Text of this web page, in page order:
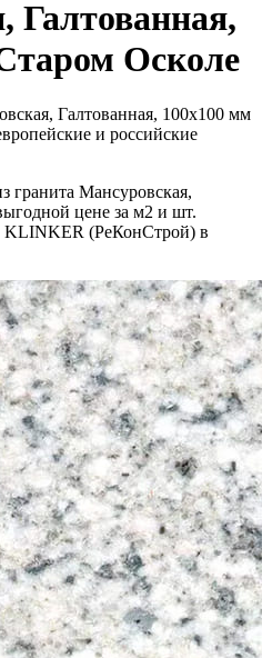
Галтованная,
Осколе
Галтованная, 100x100 мм
и российские
гранита Мансуровская,
цене за м2 и шт.
KLINKER (РеКонСтрой) в